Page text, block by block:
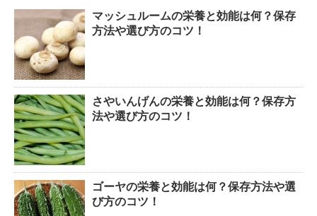
マッシュルームの栄養と効能は何？保存
方法や選び方のコツ！
さやいんげんの栄養と効能は何？保存方
法や選び方のコツ！
ゴーヤの栄養と効能は何？保存方法や選
び方のコツ！